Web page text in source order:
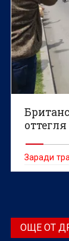
Заради
ОЩЕ ОТ